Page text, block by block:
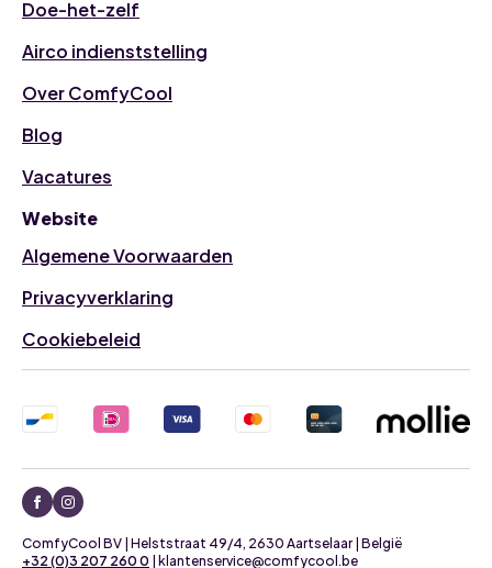
Doe-het-zelf
Airco indienststelling
Over ComfyCool
Blog
Vacatures
Website
Algemene Voorwaarden
Privacyverklaring
Cookiebeleid
+32 (0)3 207 260 0 | klantenservice@comfycool.be
ComfyCool BV | Helststraat 49/4, 2630 Aartselaar | België